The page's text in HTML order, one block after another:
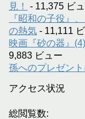
見！
- 11,375 ビ
『昭和の子役』
の熱気 - 11,111
映画『砂の器』
9,883 ビュー
孫へのプレゼン
アクセス状況
総閲覧数: